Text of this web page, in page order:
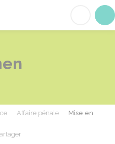
Affaire pénale
Mise en